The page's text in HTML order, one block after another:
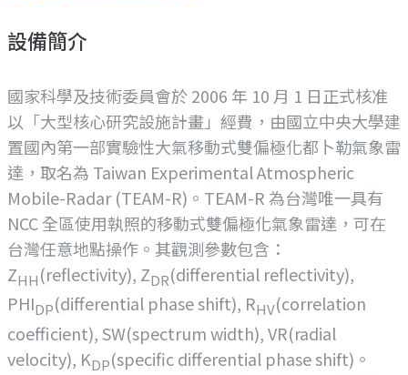
設備簡介
國家科學及技術委員會於 2006 年 10 月 1 日正式核准
以「大型核心研究設施計畫」經費，由國立中央大學建
置國內第一部實驗性大氣移動式雙偏極化都卜勒氣象雷
達，取名為 Taiwan Experimental Atmospheric
Mobile-Radar (TEAM-R)。TEAM-R 為台灣唯一具有
NCC 全區使用執照的移動式雙偏極化氣象雷達，可在
台灣任意地點操作。其觀測參數包含：
ZHH(reflectivity), ZDR(differential reflectivity),
PHIDP(differential phase shift), RHV(correlation
coefficient), SW(spectrum width), VR(radial
velocity), KDP(specific differential phase shift)。